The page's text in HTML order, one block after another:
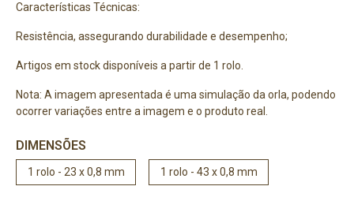
Características Técnicas:
Resistência, assegurando durabilidade e desempenho;
Artigos em stock disponíveis a partir de 1 rolo.
Nota: A imagem apresentada é uma simulação da orla, podendo
ocorrer variações entre a imagem e o produto real.
DIMENSÕES
1 rolo - 23 x 0,8 mm 1 rolo - 43 x 0,8 mm